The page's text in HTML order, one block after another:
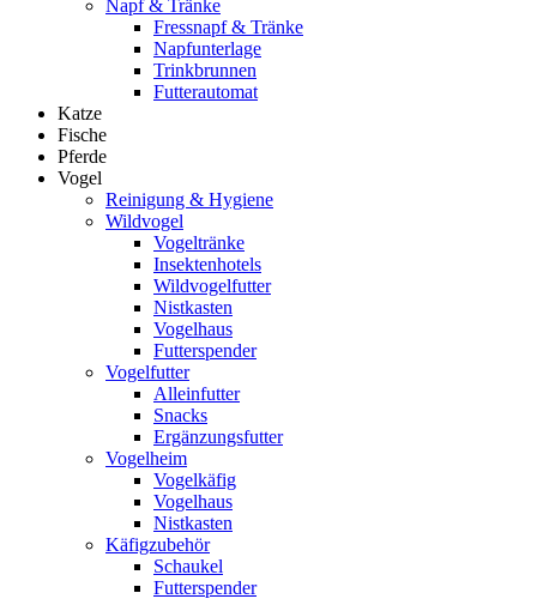
Napf & Tränke
Fressnapf & Tränke
Napfunterlage
Trinkbrunnen
Futterautomat
Katze
Fische
Pferde
Vogel
Reinigung & Hygiene
Wildvogel
Vogeltränke
Insektenhotels
Wildvogelfutter
Nistkasten
Vogelhaus
Futterspender
Vogelfutter
Alleinfutter
Snacks
Ergänzungsfutter
Vogelheim
Vogelkäfig
Vogelhaus
Nistkasten
Käfigzubehör
Schaukel
Futterspender